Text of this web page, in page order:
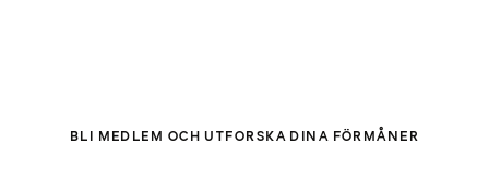
BLI MEDLEM OCH UTFORSKA DINA FÖRMÅNER